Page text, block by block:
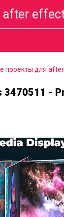
after
проекты для
3470511 -